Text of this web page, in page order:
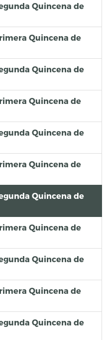
Quincena de
Quincena de
Quincena de
Quincena de
Quincena de
Quincena de
Quincena de
Quincena de
Quincena de
Quincena de
Quincena de